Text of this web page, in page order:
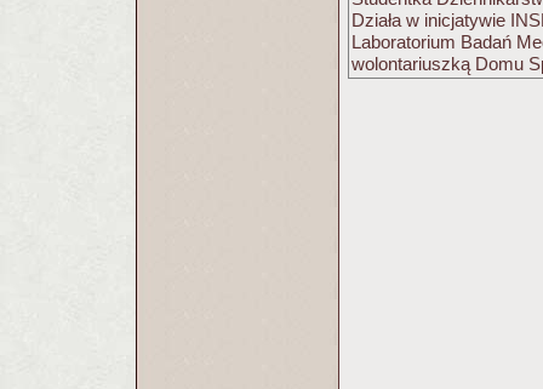
Działa w inicjatywie
Laboratorium Badań
wolontariuszką Domu